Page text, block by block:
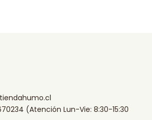
(Atención Lun-Vie: 8:30-15:30